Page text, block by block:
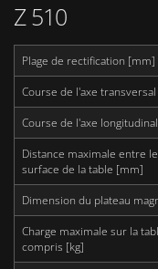
Z 510
Plage de rectification [mm]
Course de l'axe
Course de l'axe
Distance maximale entre
surface de la table [mm]
Dimension du plateau
Charge maximale sur la
compris [kg]